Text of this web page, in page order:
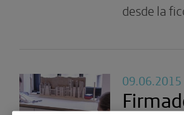
desde la
09.06.2015